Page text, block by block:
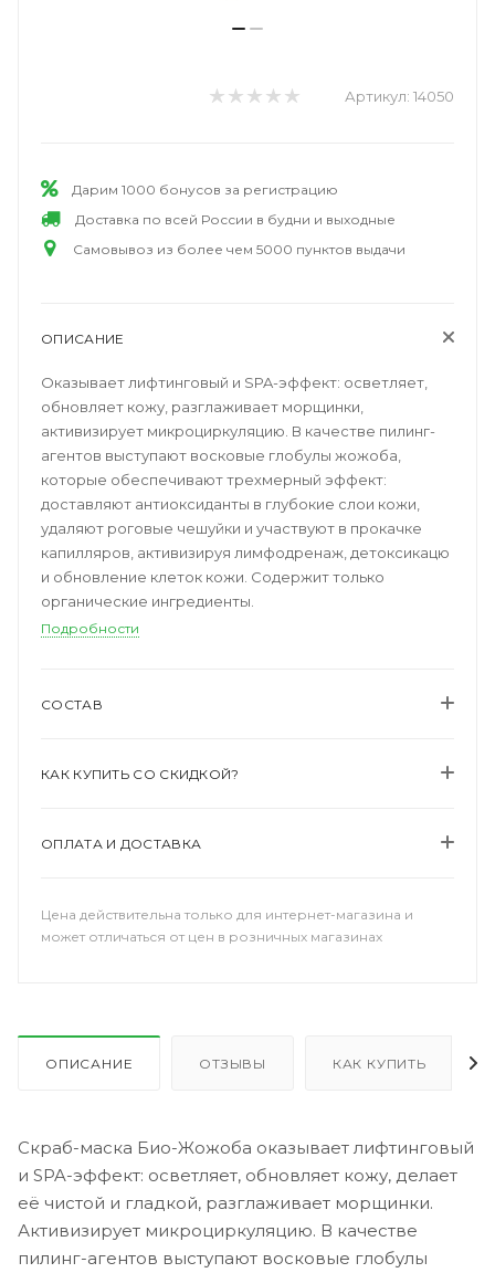
Артикул: 14050
Дарим 1000 бонусов за регистрацию
Доставка по всей России в будни и выходные
Самовывоз из более чем 5000 пунктов выдачи
ОПИСАНИЕ
Оказывает лифтинговый и SPA-эффект: осветляет,
обновляет кожу, разглаживает морщинки,
активизирует микроциркуляцию. В качестве пилинг-
агентов выступают восковые глобулы жожоба,
которые обеспечивают трехмерный эффект:
доставляют антиоксиданты в глубокие слои кожи,
удаляют роговые чешуйки и участвуют в прокачке
капилляров, активизируя лимфодренаж, детоксикацю
и обновление клеток кожи. Содержит только
органические ингредиенты.
Подробности
СОСТАВ
КАК КУПИТЬ СО СКИДКОЙ?
ОПЛАТА И ДОСТАВКА
Цена действительна только для интернет-магазина и
может отличаться от цен в розничных магазинах
ОПИСАНИЕ ОТЗЫВЫ КАК КУПИТЬ
Скраб-маска Био-Жожоба оказывает лифтинговый
и SPA-эффект: осветляет, обновляет кожу, делает
её чистой и гладкой, разглаживает морщинки.
Активизирует микроциркуляцию. В качестве
пилинг-агентов выступают восковые глобулы